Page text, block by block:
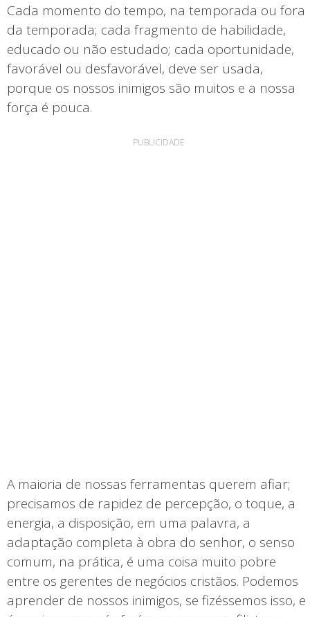
Cada momento do tempo, na temporada ou fora
da temporada; cada fragmento de habilidade,
educado ou não estudado; cada oportunidade,
favorável ou desfavorável, deve ser usada,
porque os nossos inimigos são muitos e a nossa
força é pouca.
PUBLICIDADE
A maioria de nossas ferramentas querem afiar;
precisamos de rapidez de percepção, o toque, a
energia, a disposição, em uma palavra, a
adaptação completa à obra do senhor, o senso
comum, na prática, é uma coisa muito pobre
entre os gerentes de negócios cristãos. Podemos
aprender de nossos inimigos, se fizéssemos isso, e